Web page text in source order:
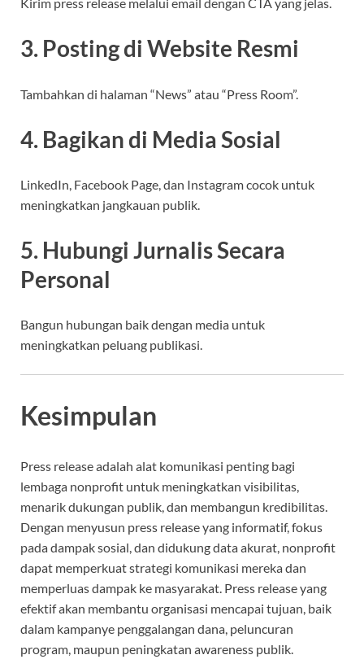
3. Posting di Website Resmi
Tambahkan di halaman “News” atau “Press Room”.
4. Bagikan di Media Sosial
LinkedIn, Facebook Page, dan Instagram cocok untuk
meningkatkan jangkauan publik.
5. Hubungi Jurnalis Secara
Personal
Bangun hubungan baik dengan media untuk
meningkatkan peluang publikasi.
Kesimpulan
Press release adalah alat komunikasi penting bagi
lembaga nonprofit untuk meningkatkan visibilitas,
menarik dukungan publik, dan membangun kredibilitas.
Dengan menyusun press release yang informatif, fokus
pada dampak sosial, dan didukung data akurat, nonprofit
dapat memperkuat strategi komunikasi mereka dan
memperluas dampak ke masyarakat. Press release yang
efektif akan membantu organisasi mencapai tujuan, baik
dalam kampanye penggalangan dana, peluncuran
program, maupun peningkatan awareness publik.